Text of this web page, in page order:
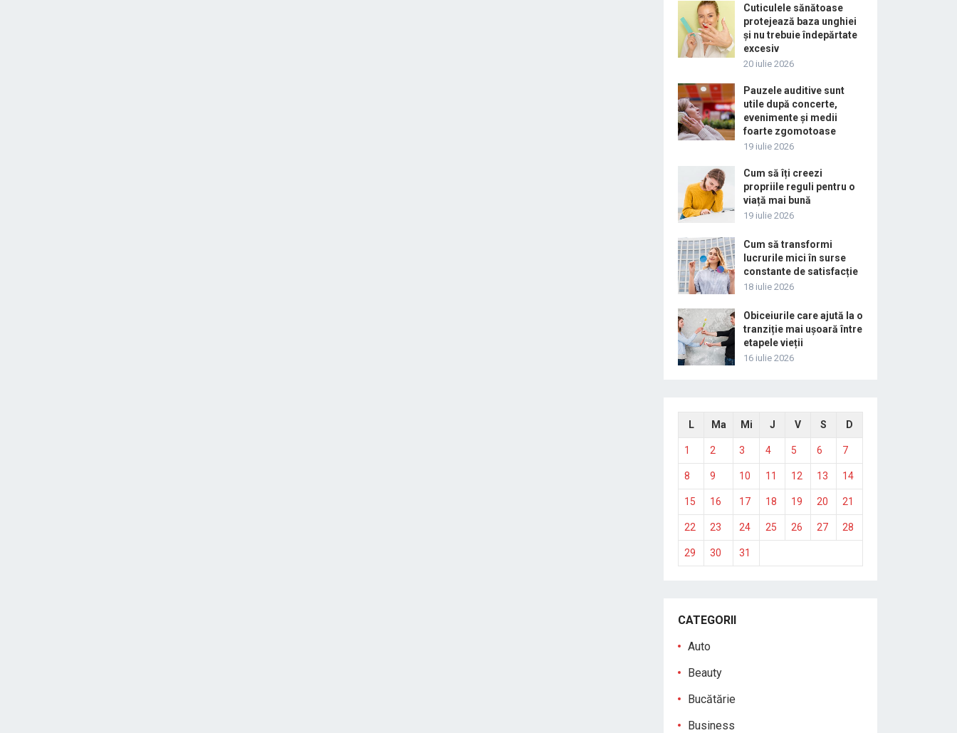
Cuticulele sănătoase
protejează baza unghiei
și nu trebuie îndepărtate
excesiv
20 iulie 2026
Pauzele auditive sunt
utile după concerte,
evenimente și medii
foarte zgomotoase
19 iulie 2026
Cum să îți creezi
propriile reguli pentru o
viață mai bună
19 iulie 2026
Cum să transformi
lucrurile mici în surse
constante de satisfacție
18 iulie 2026
Obiceiurile care ajută la o
tranziție mai ușoară între
etapele vieții
16 iulie 2026
L Ma Mi J V S D
1 2 3 4 5 6 7
8 9 10 11 12 13 14
15 16 17 18 19 20 21
22 23 24 25 26 27 28
29 30 31
CATEGORII
Auto
Beauty
Bucătărie
Business